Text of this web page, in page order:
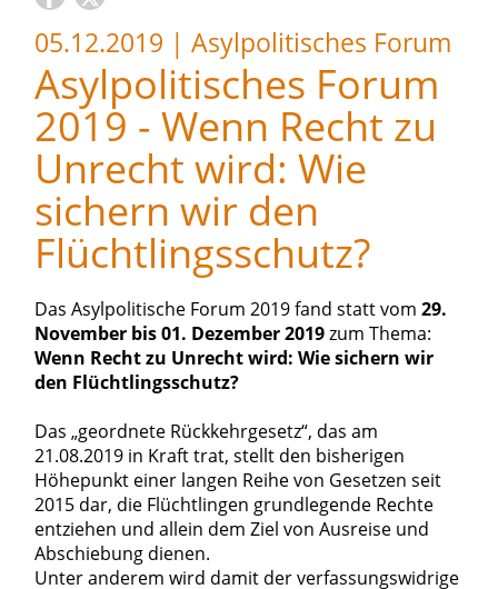
05.12.2019 | Asylpolitisches Forum
Asylpolitisches Forum
2019 - Wenn Recht zu
Unrecht wird: Wie
sichern wir den
Flüchtlingsschutz?
Das Asylpolitische Forum 2019 fand statt vom 29.
November bis 01. Dezember 2019zum Thema:
Wenn Recht zu Unrecht wird: Wie sichern wir
den Flüchtlingsschutz?
Das „geordnete Rückkehrgesetz“, das am
21.08.2019 in Kraft trat, stellt den bisherigen
Höhepunkt einer langen Reihe von Gesetzen seit
2015 dar, die Flüchtlingen grundlegende Rechte
entziehen und allein dem Ziel von Ausreise und
Abschiebung dienen.
Unter anderem wird damit der verfassungswidrige